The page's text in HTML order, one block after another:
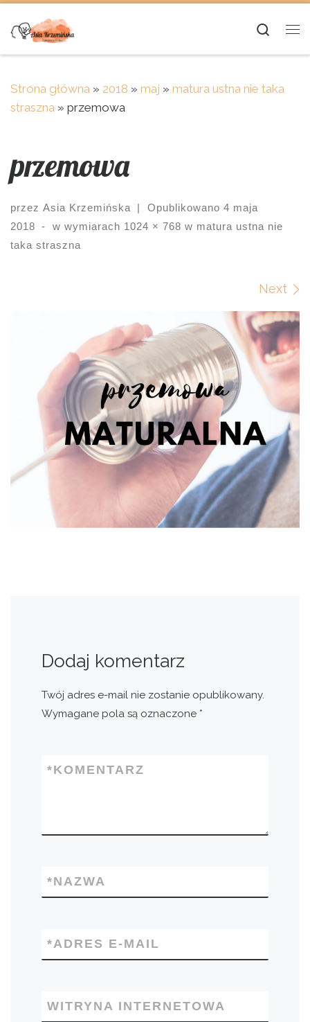
Skip to content
Strona główna » 2018 » maj » matura ustna nie taka
straszna » przemowa
przemowa
przez Asia Krzemińska | Opublikowano 4 maja
2018
- w wymiarach 1024 × 768 w matura ustna nie
taka straszna
Next
Dodaj komentarz
Twój adres e-mail nie zostanie opublikowany.
Wymagane pola są oznaczone *
KOMENTARZ
*
NAZWA
*
ADRES E-MAIL
*
WITRYNA INTERNETOWA